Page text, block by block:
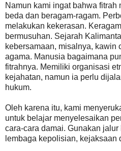
Namun kami ingat bahwa
beda dan beragam-ragam.
melakukan kekerasan.
bermusuhan. Sejarah
kebersamaan, misalnya, kawin
agama. Manusia bagaimana
fitrahnya. Memiliki organisasi
kejahatan, namun ia perlu
hukum.
Oleh karena itu, kami
untuk belajar menyelesaikan
cara-cara damai. Gunakan jalur
lembaga kepolisian, kejaksaan